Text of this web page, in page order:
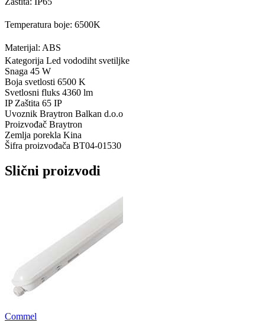
Temperatura boje: 6500K
Materijal: ABS
Kategorija Led vododiht svetiljke
Snaga 45 W
Boja svetlosti 6500 K
Svetlosni fluks 4360 lm
IP Zaštita 65 IP
Uvoznik Braytron Balkan d.o.o
Proizvođač Braytron
Zemlja porekla Kina
Šifra proizvođača BT04-01530
Slični proizvodi
Commel